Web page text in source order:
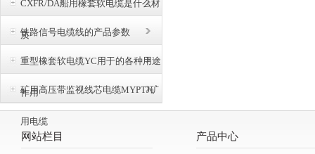
CXFR/DA船用橡套软电缆是什么材
质
铁路信号电缆线的产品参数
重型橡套软电缆YC用于的各种用途
作用
矿用高压带监视线芯电缆MYPTJ矿
用电缆
网站栏目 产品中心